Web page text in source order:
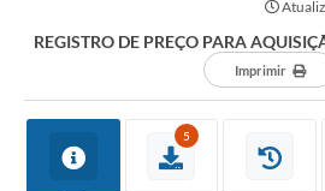
REGISTRO DE PREÇO PARA
Imprimir
5